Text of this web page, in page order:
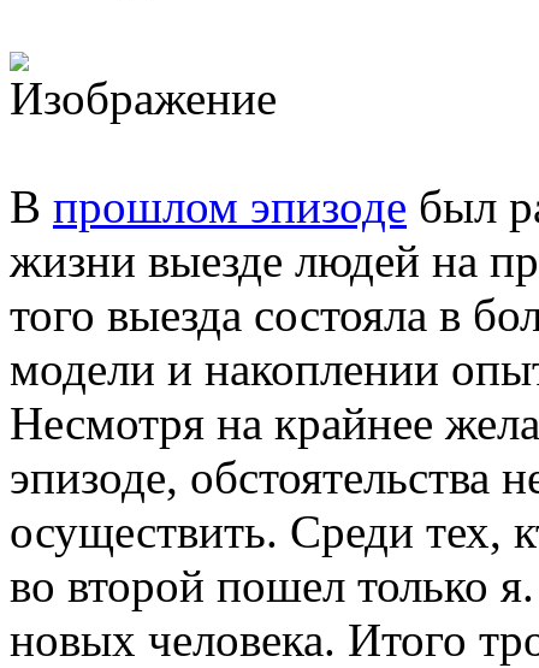
В прошлом эпизоде был
жизни выезде людей на
того выезда состояла в
модели и накоплении
Несмотря на крайнее
эпизоде, обстоятельства
осуществить. Среди тех,
во второй пошел только
новых человека. Итого